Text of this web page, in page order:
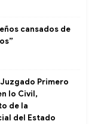
cansados de
Primero
lo Civil,
de la
del Estado